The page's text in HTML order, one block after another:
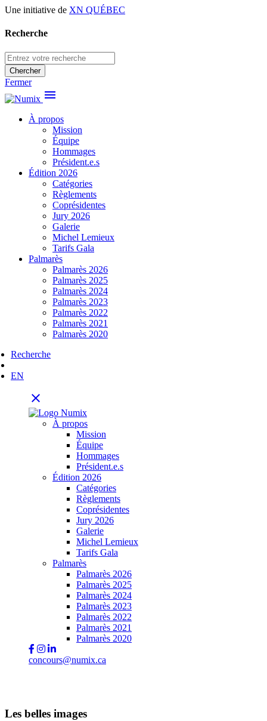
Une initiative de XN QUÉBEC
Recherche
Chercher
Fermer
menu
À propos
Mission
Équipe
Hommages
Président.e.s
Édition 2026
Catégories
Règlements
Coprésidentes
Jury 2026
Galerie
Michel Lemieux
Tarifs Gala
Palmarès
Palmarès 2026
Palmarès 2025
Palmarès 2024
Palmarès 2023
Palmarès 2022
Palmarès 2021
Palmarès 2020
Recherche
EN
close
À propos
Mission
Équipe
Hommages
Président.e.s
Édition 2026
Catégories
Règlements
Coprésidentes
Jury 2026
Galerie
Michel Lemieux
Tarifs Gala
Palmarès
Palmarès 2026
Palmarès 2025
Palmarès 2024
Palmarès 2023
Palmarès 2022
Palmarès 2021
Palmarès 2020
concours@numix.ca
Les belles images